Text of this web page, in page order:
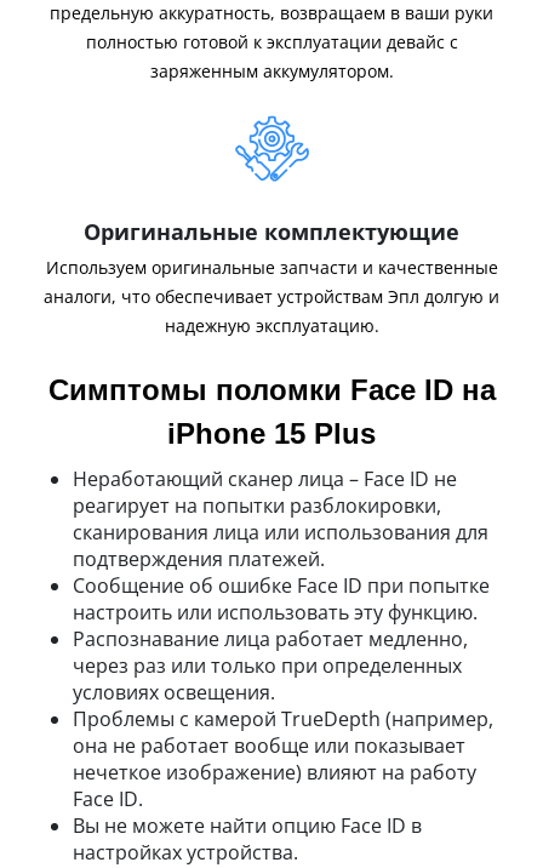
предельную аккуратность, возвращаем в ваши руки
полностью готовой к эксплуатации девайс с
заряженным аккумулятором.
Оригинальные комплектующие
Используем оригинальные запчасти и качественные
аналоги, что обеспечивает устройствам Эпл долгую и
надежную эксплуатацию.
Симптомы поломки Face ID на
iPhone 15 Plus
Неработающий сканер лица – Face ID не
реагирует на попытки разблокировки,
сканирования лица или использования для
подтверждения платежей.
Сообщение об ошибке Face ID при попытке
настроить или использовать эту функцию.
Распознавание лица работает медленно,
через раз или только при определенных
условиях освещения.
Проблемы с камерой TrueDepth (например,
она не работает вообще или показывает
нечеткое изображение) влияют на работу
Face ID.
Вы не можете найти опцию Face ID в
настройках устройства.